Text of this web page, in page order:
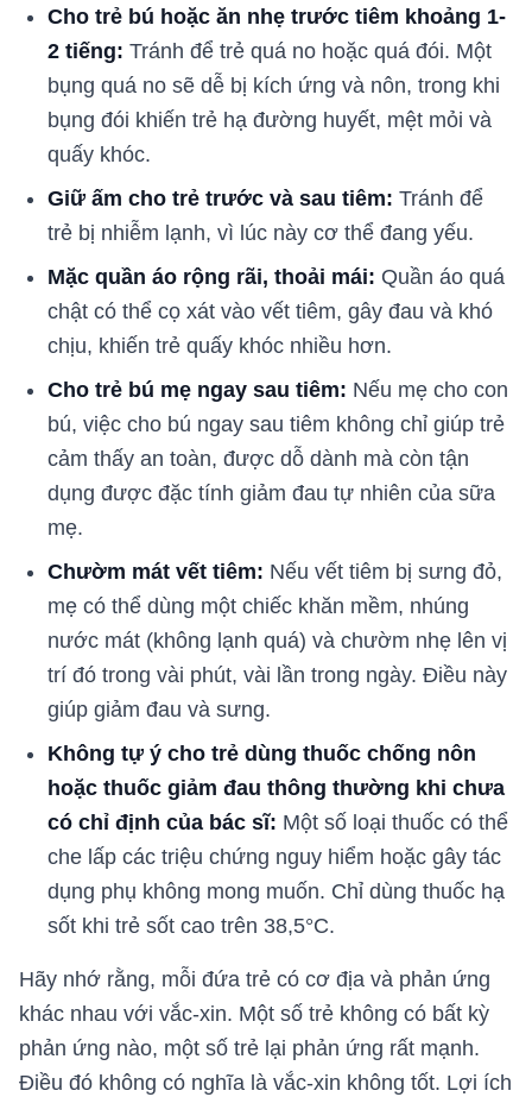
Cho trẻ bú hoặc ăn nhẹ trước tiêm khoảng 1-
2 tiếng: Tránh để trẻ quá no hoặc quá đói. Một
bụng quá no sẽ dễ bị kích ứng và nôn, trong khi
bụng đói khiến trẻ hạ đường huyết, mệt mỏi và
quấy khóc.
Giữ ấm cho trẻ trước và sau tiêm: Tránh để
trẻ bị nhiễm lạnh, vì lúc này cơ thể đang yếu.
Mặc quần áo rộng rãi, thoải mái: Quần áo quá
chật có thể cọ xát vào vết tiêm, gây đau và khó
chịu, khiến trẻ quấy khóc nhiều hơn.
Cho trẻ bú mẹ ngay sau tiêm: Nếu mẹ cho con
bú, việc cho bú ngay sau tiêm không chỉ giúp trẻ
cảm thấy an toàn, được dỗ dành mà còn tận
dụng được đặc tính giảm đau tự nhiên của sữa
mẹ.
Chườm mát vết tiêm: Nếu vết tiêm bị sưng đỏ,
mẹ có thể dùng một chiếc khăn mềm, nhúng
nước mát (không lạnh quá) và chườm nhẹ lên vị
trí đó trong vài phút, vài lần trong ngày. Điều này
giúp giảm đau và sưng.
Không tự ý cho trẻ dùng thuốc chống nôn
hoặc thuốc giảm đau thông thường khi chưa
có chỉ định của bác sĩ: Một số loại thuốc có thể
che lấp các triệu chứng nguy hiểm hoặc gây tác
dụng phụ không mong muốn. Chỉ dùng thuốc hạ
sốt khi trẻ sốt cao trên 38,5°C.
Hãy nhớ rằng, mỗi đứa trẻ có cơ địa và phản ứng
khác nhau với vắc-xin. Một số trẻ không có bất kỳ
phản ứng nào, một số trẻ lại phản ứng rất mạnh.
Điều đó không có nghĩa là vắc-xin không tốt. Lợi ích